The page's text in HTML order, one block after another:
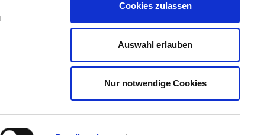
Cookies zulassen
Auswahl erlauben
Nur notwendige Cookies
Ambulant